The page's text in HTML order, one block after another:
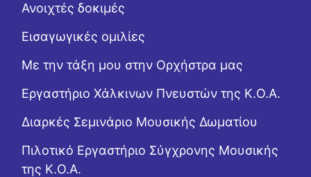
Ανοιχτές δοκιμές
Εισαγωγικές ομιλίες
Με την τάξη μου στην Ορχήστρα μας
Εργαστήριo Χάλκινων Πνευστών της Κ.Ο.Α.
Διαρκές Σεμινάριο Μουσικής Δωματίου
Πιλοτικό Εργαστήριο Σύγχρονης Μουσικής
της Κ.Ο.Α.